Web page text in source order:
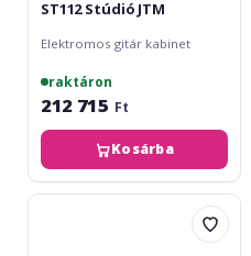
ST112 Stúdió JTM
Elektromos gitár kabinet
raktáron
212 715 Ft
Kosárba
IK